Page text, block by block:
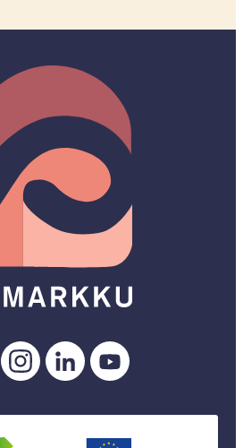
Pomarkku
Facebookissa
Pomarkku
Instagramissa
Pomarkku
LinkedInissä